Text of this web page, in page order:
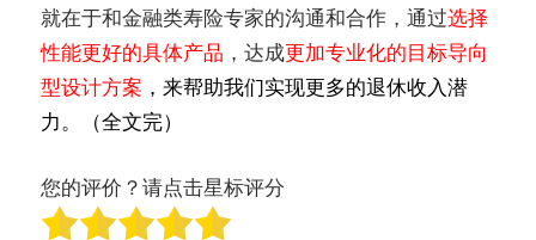
就在于和金融类寿险专家的沟通和合作，通过选择
性能更好的具体产品 ，达成更加专业化的目标导向
型设计方案 ，来帮助我们实现更多的退休收入潜
力。（全文完）
您的评价？请点击星标评分